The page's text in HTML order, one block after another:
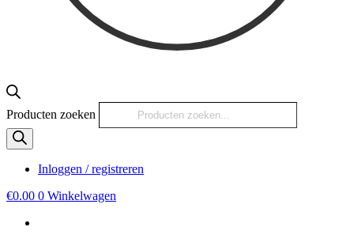
Producten zoeken
Inloggen / registreren
€0.00 0 Winkelwagen